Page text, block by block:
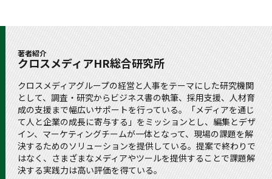
著者紹介
クロスメディアHR総合研究所
クロスメディアグループの経営と人事をテーマにした研究機関
として、調査・研究からビジネス書の執筆、採用支援、人材育
成の支援まで幅広いサポートを行っている。「メディアを通じ
て人と企業の成長に寄与する」をミッションとし、編集とデザ
イン、マーケティングチームが一体となって、現場の課題を解
決するためのソリューションを提供している。提案で終わりで
はなく、さまざまなメディアやツールを提供することで課題解
決する実践力は高い評価を得ている。